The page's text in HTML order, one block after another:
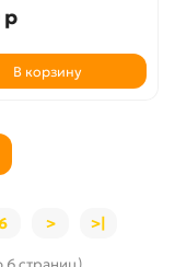
р
В корзину
> >|